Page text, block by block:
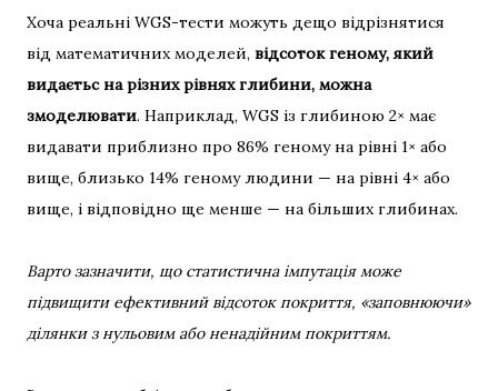
Хоча реальні WGS-тести можуть дещо відрізнятися
від математичних моделей, відсоток геному, який
видаєтьс на різних рівнях глибини, можна
змоделювати. Наприклад, WGS із глибиною 2× має
видавати приблизно про 86% геному на рівні 1× або
вище, близько 14% геному людини — на рівні 4× або
вище, і відповідно ще менше — на більших глибинах.
Варто зазначити, що статистична імпутація може
підвищити ефективний відсоток покриття, «заповнюючи»
ділянки з нульовим або ненадійним покриттям.